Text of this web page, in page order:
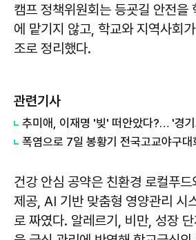
캠프 정책위원회는 등굣길 안전을
에 맡기지 않고, 학교와 지역사회
조로 정리했다.
관련기사
폭염으로 7일 봉황기 전국고교야구대
건강 안심 공약은 친환경 로컬푸
제공, AI 기반 맞춤형 영양관리 시
로 짜였다. 알레르기, 비만, 성장